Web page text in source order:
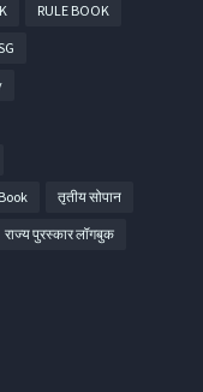
RULE BOOK
तृतीय सोपान
राज्य पुरस्कार लॉगबुक